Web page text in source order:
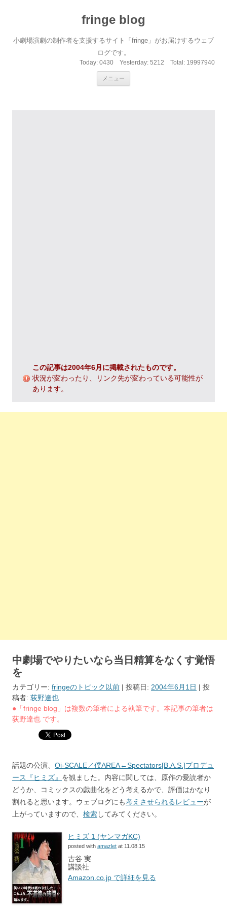
fringe blog
小劇場演劇の制作者を支援するサイト「fringe」がお届けするウェブ
ログです。
Today: 0430 Yesterday: 5212 Total: 19997940
メニュー
この記事は2004年6月に掲載されたものです。
状況が変わったり、リンク先が変わっている可能性が
あります。
中劇場でやりたいなら当日精算をなくす覚悟
を
カテゴリー: fringeのトピック以前 | 投稿日: 2004年6月1日 | 投
稿者: 荻野達也
●「fringe blog」は複数の筆者による執筆です。本記事の筆者は
荻野達也 です。
話題の公演、 Oi-SCALE／僕AREA←Spectators[B.A.S.]プロデュ
ース『ヒミズ』 を観ました。内容に関しては、原作の愛読者か
どうか、コミックスの戯曲化をどう考えるかで、評価はかなり
割れると思います。ウェブログにも考えさせられるレビューが
上がっていますので、 検索してみてください。
ヒミズ 1 (ヤンマガKC)
posted with amazlet at 11.08.15
古谷 実
講談社
Amazon.co.jp で詳細を見る